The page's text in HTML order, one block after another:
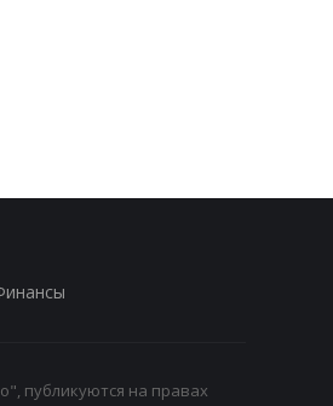
публикуются на правах